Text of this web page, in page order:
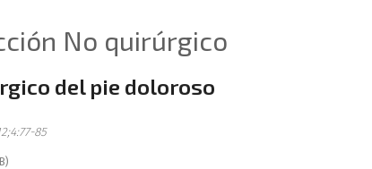
No quirúrgico
del pie doloroso
85